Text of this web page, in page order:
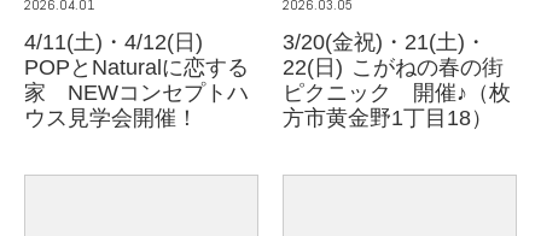
2026.04.01
4/11(土)・4/12(日)
POPとNaturalに恋する
家 NEWコンセプトハ
ウス見学会開催！
2026.03.05
3/20(金祝)・21(土)・
22(日) こがねの春の街
ピクニック 開催♪（枚
方市黄金野1丁目18）